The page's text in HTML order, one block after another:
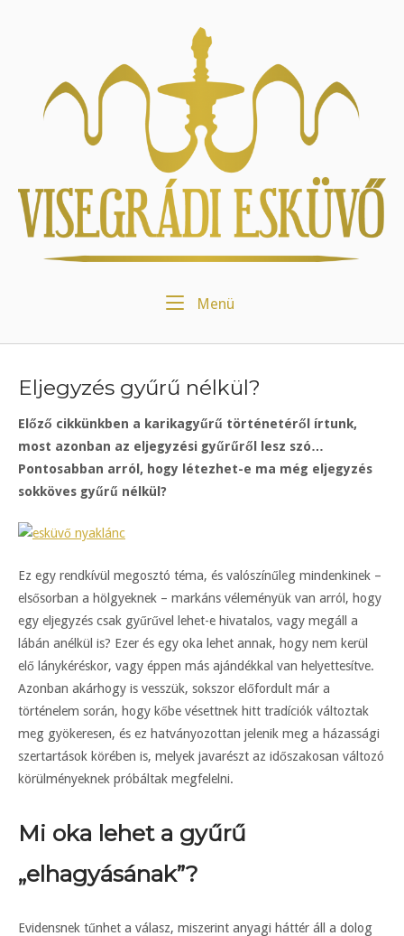
Menü
Eljegyzés gyűrű nélkül?
Előző cikkünkben a karikagyűrű történetéről írtunk,
most azonban az eljegyzési gyűrűről lesz szó…
Pontosabban arról, hogy létezhet-e ma még eljegyzés
sokköves gyűrű nélkül?
Ez egy rendkívül megosztó téma, és valószínűleg mindenkinek –
elsősorban a hölgyeknek – markáns véleményük van arról, hogy
egy eljegyzés csak gyűrűvel lehet-e hivatalos, vagy megáll a
lábán anélkül is? Ezer és egy oka lehet annak, hogy nem kerül
elő lánykéréskor, vagy éppen más ajándékkal van helyettesítve.
Azonban akárhogy is vesszük, sokszor előfordult már a
történelem során, hogy kőbe vésettnek hitt tradíciók változtak
meg gyökeresen, és ez hatványozottan jelenik meg a házassági
szertartások körében is, melyek javarészt az időszakosan változó
körülményeknek próbáltak megfelelni.
Mi oka lehet a gyűrű
„elhagyásának”?
Evidensnek tűnhet a válasz, miszerint anyagi háttér áll a dolog